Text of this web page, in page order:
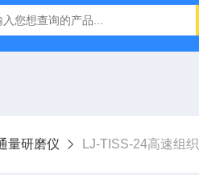
LJ-S104手持式水质总磷总氮检
量研磨仪 LJ-TISS-24高速组